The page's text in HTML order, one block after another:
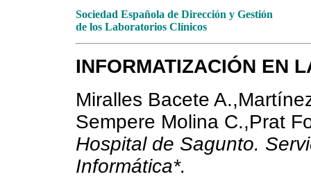
Sociedad Española de Dirección y Gestión
de los Laboratorios Clínicos
INFORMATIZACIÓN EN
Miralles Bacete
Sempere Molina C.,Prat
Hospital de Sagunto.
Informática*.